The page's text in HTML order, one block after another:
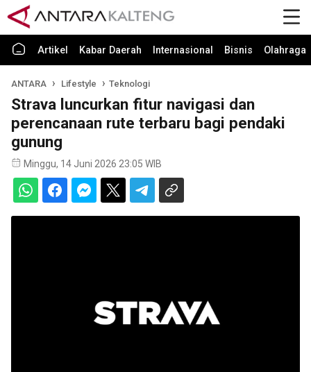
Artikel Kabar Daerah Internasional Bisnis Olahraga
ANTARA Lifestyle Teknologi
Strava luncurkan fitur navigasi dan
perencanaan rute terbaru bagi pendaki
gunung
Minggu, 14 Juni 2026 23:05 WIB